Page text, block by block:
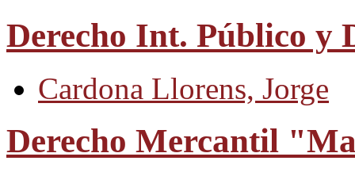
Derecho Int. Público y
Cardona Llorens, Jorge
Derecho Mercantil